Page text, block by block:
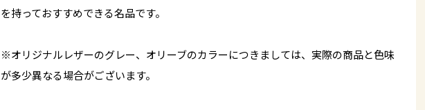
を持っておすすめできる名品です。
※オリジナルレザーのグレー、オリーブのカラーにつきましては、実際の商品と色味
が多少異なる場合がございます。